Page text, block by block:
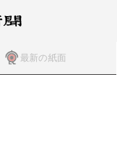
最新の紙面